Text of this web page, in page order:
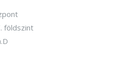
földszint